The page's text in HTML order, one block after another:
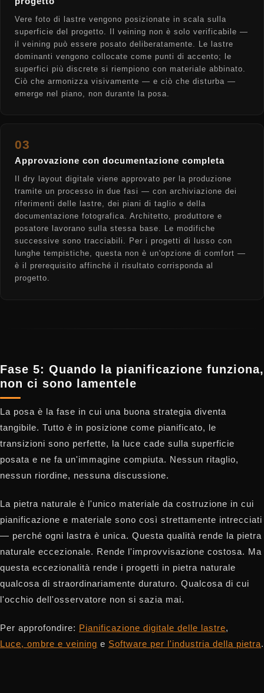
Vere foto di lastre vengono posizionate in scala sulla
superficie del progetto. Il veining non è solo verificabile —
il veining può essere posato deliberatamente. Le lastre
dominanti vengono collocate come punti di accento; le
superfici più discrete si riempiono con materiale abbinato.
Ciò che armonizza visivamente — e ciò che disturba —
emerge nel piano, non durante la posa.
03
Approvazione con documentazione completa
Il dry layout digitale viene approvato per la produzione
tramite un processo in due fasi — con archiviazione dei
riferimenti delle lastre, dei piani di taglio e della
documentazione fotografica. Architetto, produttore e
posatore lavorano sulla stessa base. Le modifiche
successive sono tracciabili. Per i progetti di lusso con
lunghe tempistiche, questa non è un'opzione di comfort —
è il prerequisito affinché il risultato corrisponda al
progetto.
Fase 5: Quando la pianificazione funziona,
non ci sono lamentele
La posa è la fase in cui una buona strategia diventa
tangibile. Tutto è in posizione come pianificato, le
transizioni sono perfette, la luce cade sulla superficie
posata e ne fa un'immagine compiuta. Nessun ritaglio,
nessun riordine, nessuna discussione.
La pietra naturale è l'unico materiale da costruzione in cui
pianificazione e materiale sono così strettamente intrecciati
— perché ogni lastra è unica. Questa qualità rende la pietra
naturale eccezionale. Rende l'improvvisazione costosa. Ma
questa eccezionalità rende i progetti in pietra naturale
qualcosa di straordinariamente duraturo. Qualcosa di cui
l'occhio dell'osservatore non si sazia mai.
Per approfondire: Pianificazione digitale delle lastre,
Luce, ombre e veining e Software per l'industria della pietra.